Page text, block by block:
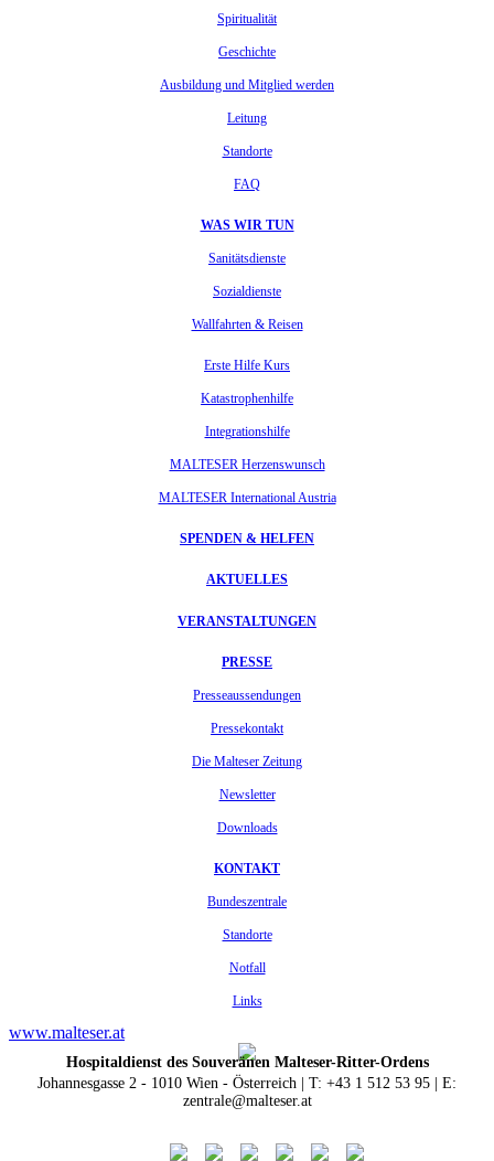
Spiritualität
Geschichte
Ausbildung und Mitglied werden
Leitung
Standorte
FAQ
WAS WIR TUN
Sanitätsdienste
Sozialdienste
Wallfahrten & Reisen
Erste Hilfe Kurs
Katastrophenhilfe
Integrationshilfe
MALTESER Herzenswunsch
MALTESER International Austria
SPENDEN & HELFEN
AKTUELLES
VERANSTALTUNGEN
PRESSE
Presseaussendungen
Pressekontakt
Die Malteser Zeitung
Newsletter
Downloads
KONTAKT
Bundeszentrale
Standorte
Notfall
Links
www.malteser.at
Hospitaldienst des Souveränen Malteser-Ritter-Ordens
Johannesgasse 2 - 1010 Wien - Österreich | T: +43 1 512 53 95 | E:
zentrale@malteser.at